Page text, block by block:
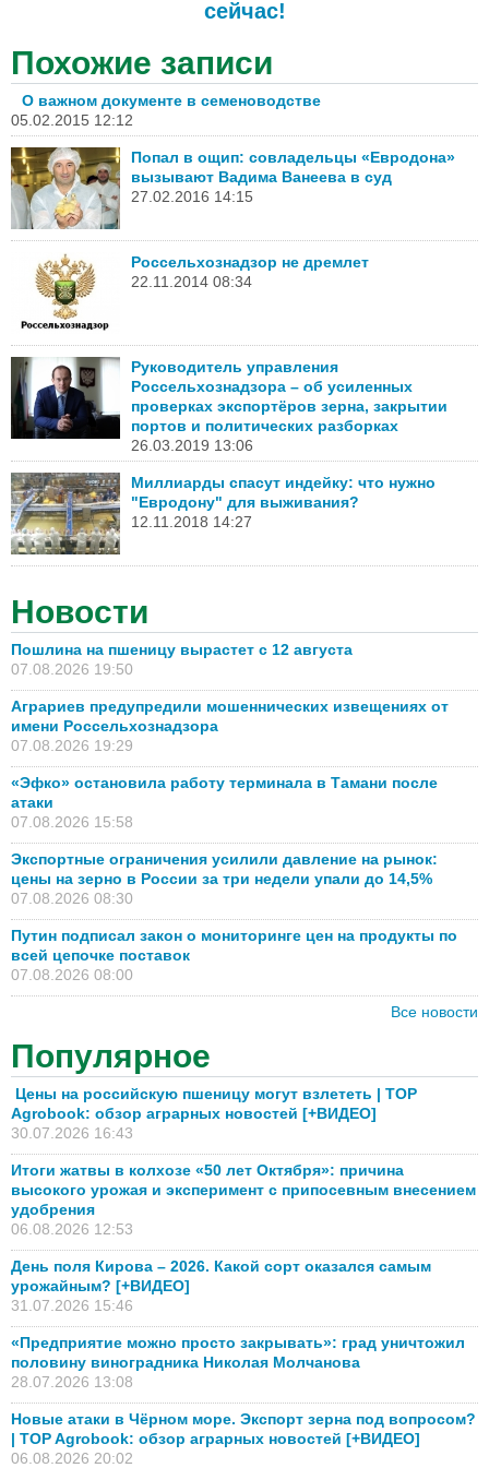
сейчас!
Похожие записи
О важном документе в семеноводстве
05.02.2015 12:12
Попал в ощип: совладельцы «Евродона»
вызывают Вадима Ванеева в суд
27.02.2016 14:15
Россельхознадзор не дремлет
22.11.2014 08:34
Руководитель управления
Россельхознадзора – об усиленных
проверках экспортёров зерна, закрытии
портов и политических разборках
26.03.2019 13:06
Миллиарды спасут индейку: что нужно
"Евродону" для выживания?
12.11.2018 14:27
Новости
Пошлина на пшеницу вырастет с 12 августа
07.08.2026 19:50
Аграриев предупредили мошеннических извещениях от
имени Россельхознадзора
07.08.2026 19:29
«Эфко» остановила работу терминала в Тамани после
атаки
07.08.2026 15:58
Экспортные ограничения усилили давление на рынок:
цены на зерно в России за три недели упали до 14,5%
07.08.2026 08:30
Путин подписал закон о мониторинге цен на продукты по
всей цепочке поставок
07.08.2026 08:00
Все новости
Популярное
Цены на российскую пшеницу могут взлететь | TOP
Agrobook: обзор аграрных новостей [+ВИДЕО]
30.07.2026 16:43
Итоги жатвы в колхозе «50 лет Октября»: причина
высокого урожая и эксперимент с припосевным внесением
удобрения
06.08.2026 12:53
День поля Кирова – 2026. Какой сорт оказался самым
урожайным? [+ВИДЕО]
31.07.2026 15:46
«Предприятие можно просто закрывать»: град уничтожил
половину виноградника Николая Молчанова
28.07.2026 13:08
Новые атаки в Чёрном море. Экспорт зерна под вопросом?
| TOP Agrobook: обзор аграрных новостей [+ВИДЕО]
06.08.2026 20:02